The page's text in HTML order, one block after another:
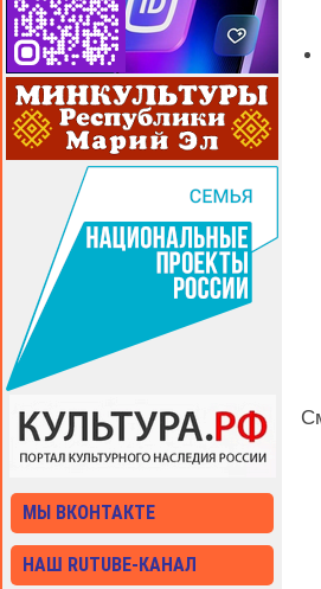
МЫ ВКОНТАКТЕ
НАШ RUTUBE-КАНАЛ